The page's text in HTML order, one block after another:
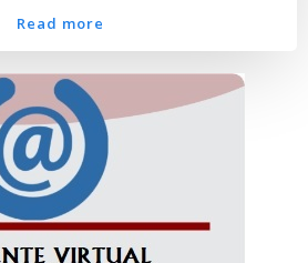
Read more